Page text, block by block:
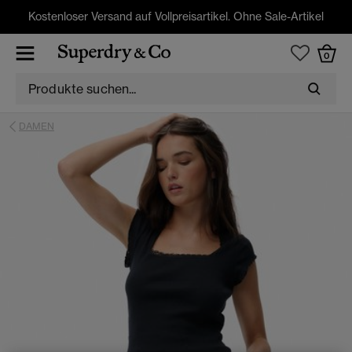
Kostenloser Versand auf Vollpreisartikel. Ohne Sale-Artikel
0
DAMEN